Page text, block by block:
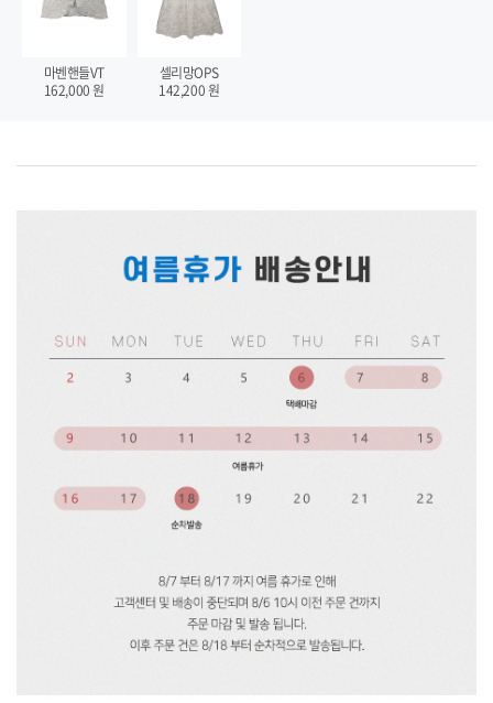
마벤핸들VT
162,000원
셀리망OPS
142,200원